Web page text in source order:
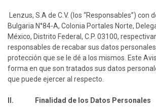
Lenzus, S.A de C.V. (los “Responsables”) con
Bulgaria N°84-A, Colonia Portales Norte,
México, Distrito Federal, C.P. 03100,
responsables de recabar sus datos
protección que se le dé a los mismos. Este
forma en que son tratados sus datos
que puede ejercer al respecto.
II. Finalidad de los Datos Personales